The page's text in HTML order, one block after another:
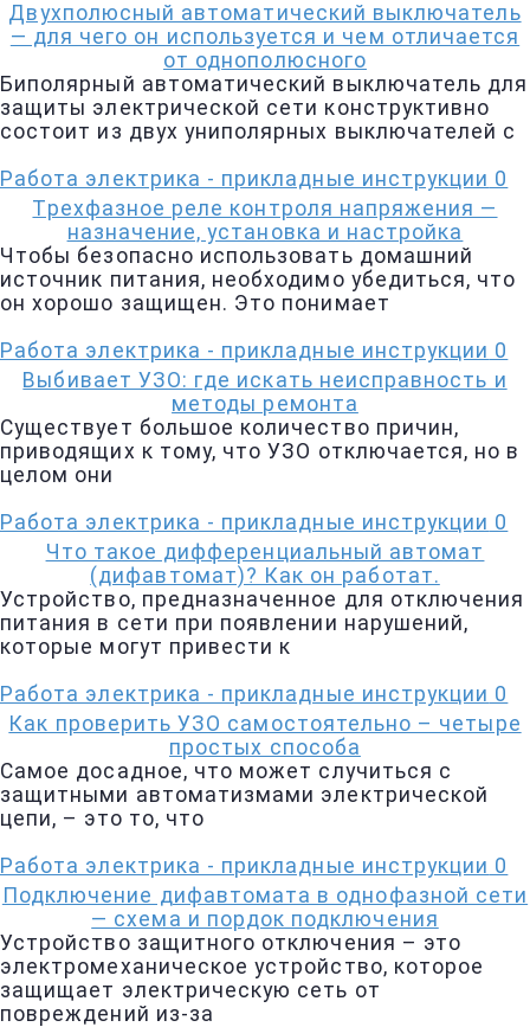
Двухполюсный автоматический выключатель
— для чего он используется и чем отличается
от однополюсного
Биполярный автоматический выключатель для
защиты электрической сети конструктивно
состоит из двух униполярных выключателей с
Работа электрика - прикладные инструкции 0
Трехфазное реле контроля напряжения —
назначение, установка и настройка
Чтобы безопасно использовать домашний
источник питания, необходимо убедиться, что
он хорошо защищен. Это понимает
Работа электрика - прикладные инструкции 0
Выбивает УЗО: где искать неисправность и
методы ремонта
Существует большое количество причин,
приводящих к тому, что УЗО отключается, но в
целом они
Работа электрика - прикладные инструкции 0
Что такое дифференциальный автомат
(дифавтомат)? Как он работат.
Устройство, предназначенное для отключения
питания в сети при появлении нарушений,
которые могут привести к
Работа электрика - прикладные инструкции 0
Как проверить УЗО самостоятельно – четыре
простых способа
Самое досадное, что может случиться с
защитными автоматизмами электрической
цепи, – это то, что
Работа электрика - прикладные инструкции 0
Подключение дифавтомата в однофазной сети
— схема и пордок подключения
Устройство защитного отключения – это
электромеханическое устройство, которое
защищает электрическую сеть от
повреждений из-за